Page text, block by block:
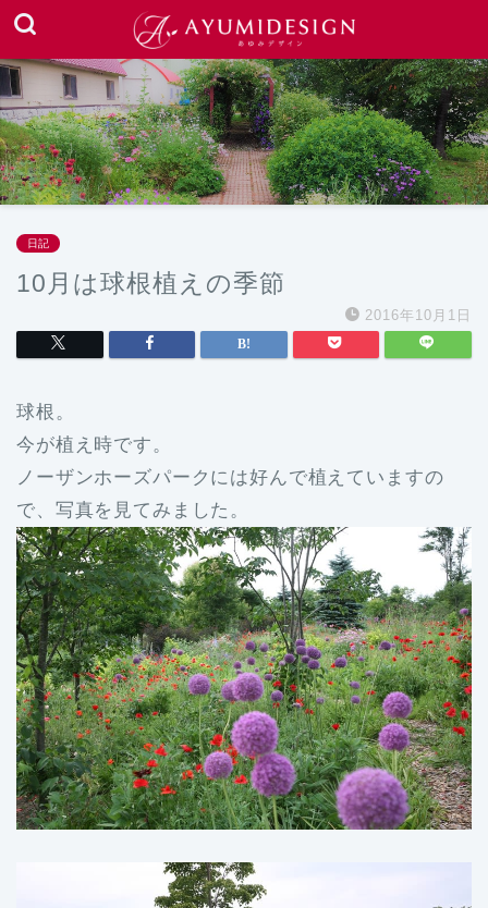
日記
10月は球根植えの季節
2016年10月1日
球根。
今が植え時です。
ノーザンホーズパークには好んで植えていますの
で、写真を見てみました。